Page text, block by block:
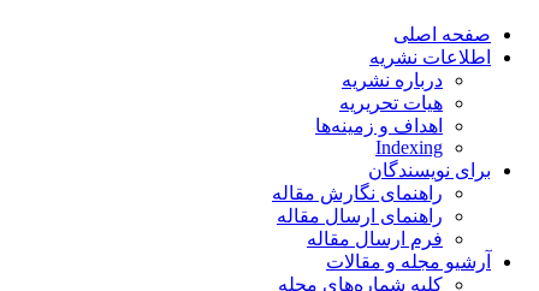
صفحه اصلی
اطلاعات نشریه
درباره نشریه
هیات تحریریه
اهداف و زمینه‌ها
Indexing
برای نویسندگان
راهنمای نگارش مقاله
راهنمای ارسال مقاله
فرم ارسال مقاله
آرشیو مجله و مقالات
کلیه شماره‌های مجله